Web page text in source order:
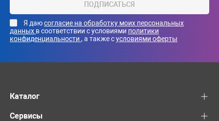
ПОДПИСАТЬСЯ
Я даюсогласие на обработку моих персональных
данных в соответствии с условиями политики
конфиденциальности , а также сусловиями оферты
Каталог
Сервисы